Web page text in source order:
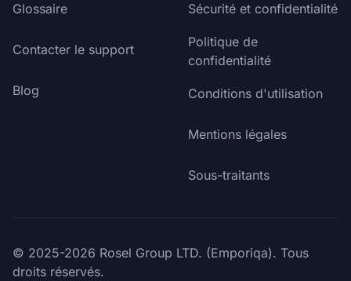
Glossaire
Contacter le support
Blog
Sécurité et confidentialité
Politique de
confidentialité
Conditions d'utilisation
Mentions légales
Sous-traitants
© 2025-2026 Rosel Group LTD. (Emporiqa). Tous
droits réservés.